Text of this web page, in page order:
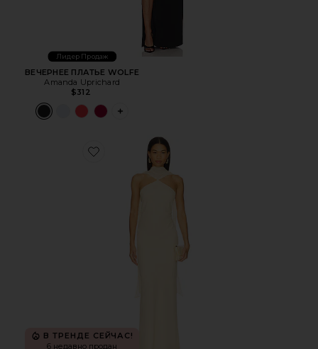
Лидер Продаж
ВЕЧЕРНЕЕ ПЛАТЬЕ WOLFE
Amanda Uprichard
$312
PLUS ICON TO SEE MORE OPTIONS
Favorite МАКСИ ASHTON
В ТРЕНДЕ СЕЙЧАС!
6 недавно продан